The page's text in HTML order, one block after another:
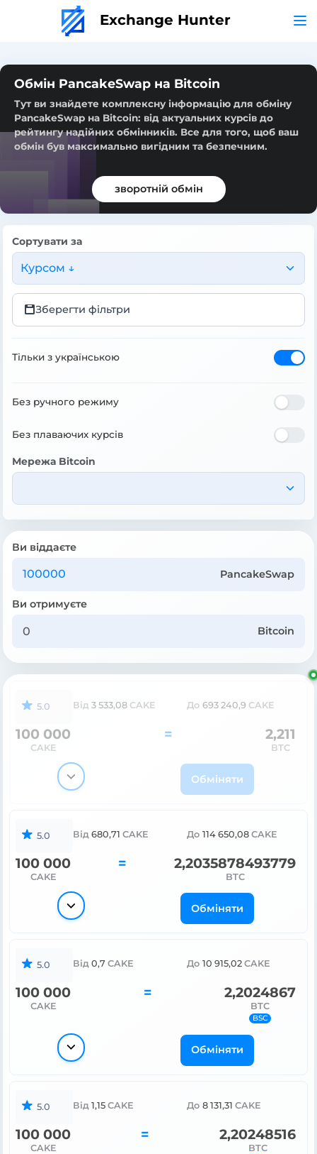
Exchange Hunter
Обмін PancakeSwap на Bitcoin
Тут ви знайдете комплексну інформацію для обміну
PancakeSwap на Bitcoin: від актуальних курсів до
рейтингу надійних обмінників. Все для того, щоб ваш
обмін був максимально вигідним та безпечним.
зворотній обмін
Сортувати за
Курсом ↓
Зберегти фільтри
Тільки з українською
Без ручного режиму
Без плаваючих курсів
Мережа Bitcoin
Ви віддаєте
PancakeSwap
Ви отримуєте
Bitcoin
5.0 Від 3 537,98 CAKE До 693 240,9 CAKE
100 000
CAKE
= 2,208
BTC
Обміняти
5.0 Від 680,71 CAKE До 114 650,08 CAKE
100 000
CAKE
= 2,2035878493779
BTC
Обміняти
5.0 Від 0,7 CAKE До 10 915,02 CAKE
100 000
CAKE
= 2,2019494
BTC
BSC
Обміняти
5.0 Від 1,15 CAKE До 8 133,3 CAKE
100 000
CAKE
= 2,20194786
BTC